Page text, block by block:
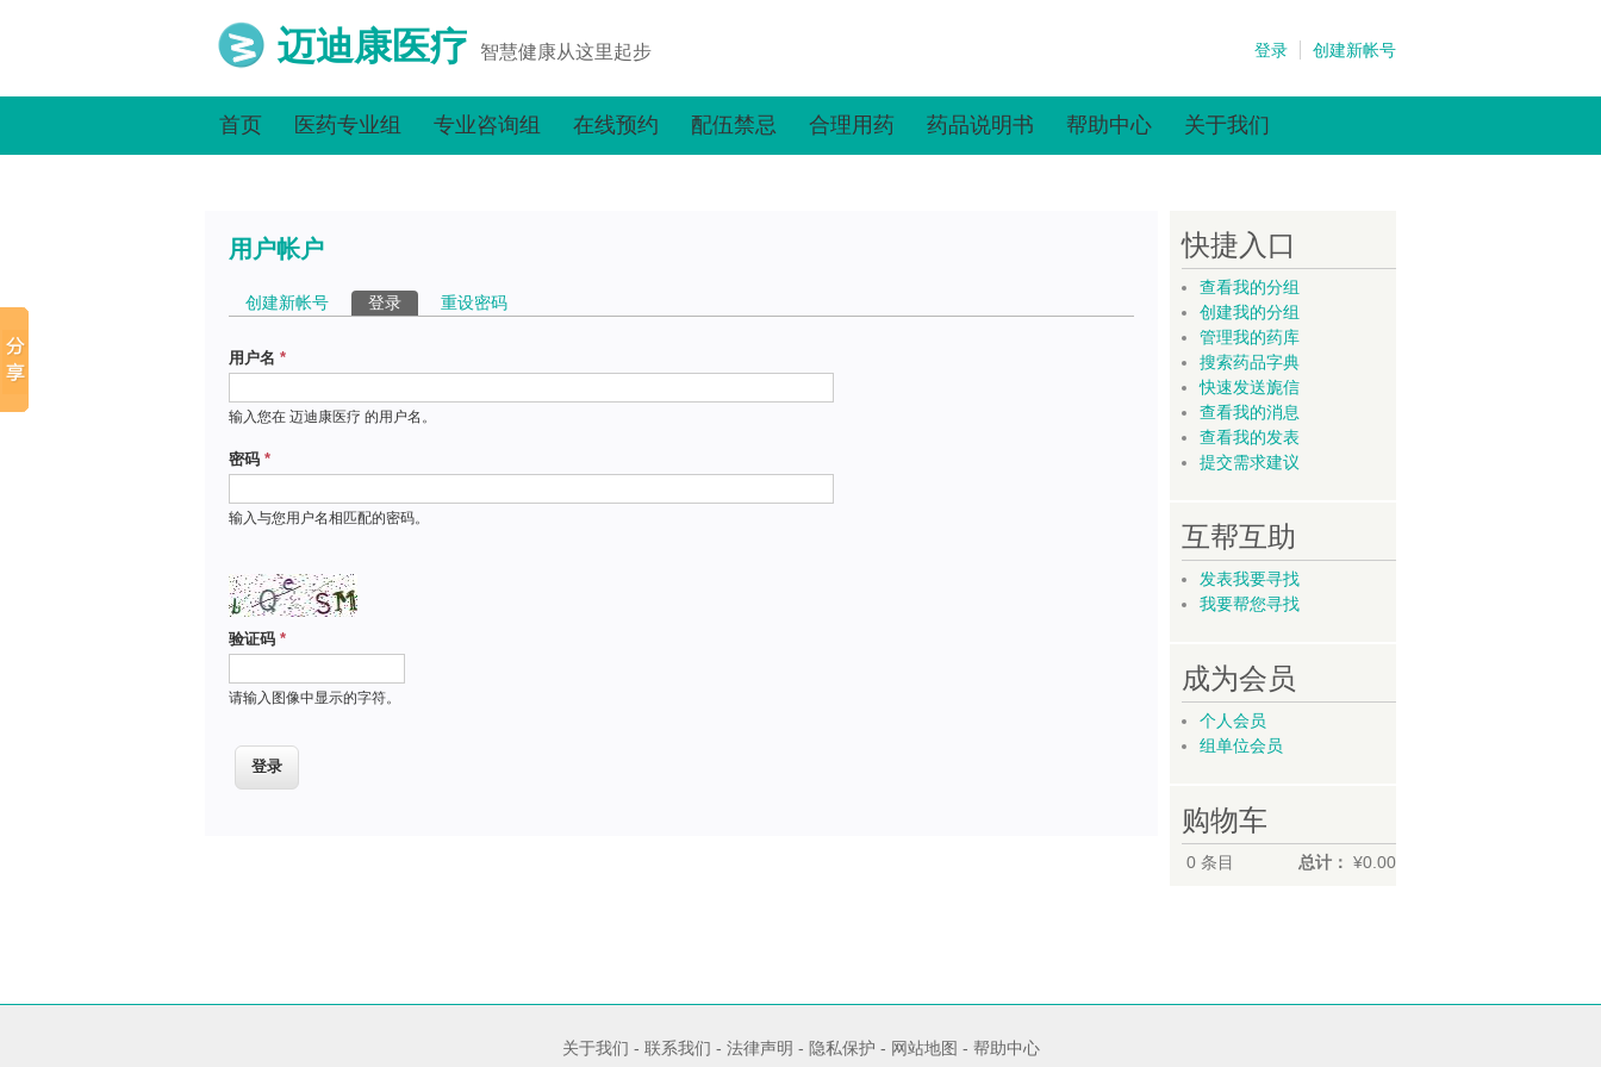
迈迪康医疗 智慧健康从这里起步 登录 创建新帐号
首页 医药专业组 专业咨询组 在线预约 配伍禁忌 合理用药 药品说明书 帮助中心 关于我们
用户帐户
主标签
创建新帐号 登录 （活动标签）
重设密码
用户名 *
输入您在 迈迪康医疗 的用户名。
密码 *
输入与您用户名相匹配的密码。
验证码 *
请输入图像中显示的字符。
快捷入口
查看我的分组
创建我的分组
管理我的药库
搜索药品字典
快速发送旎信
查看我的消息
查看我的发表
提交需求建议
互帮互助
发表我要寻找
我要帮您寻找
成为会员
个人会员
组单位会员
购物车
0 条目 总计： ¥0.00
关于我们 - 联系我们 - 法律声明 - 隐私保护 - 网站地图 - 帮助中心